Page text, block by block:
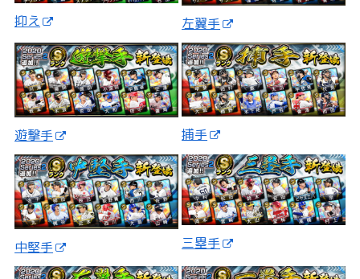
抑え 左翼手
遊撃手 捕手
中堅手 三塁手